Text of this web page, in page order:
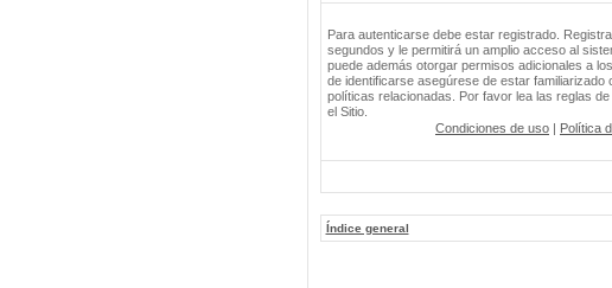
Para autenticarse debe estar registrado.
segundos y le permitirá un amplio acceso al
puede además otorgar permisos adicionales a
de identificarse asegúrese de estar
políticas relacionadas. Por favor lea las reglas
el Sitio.
Condiciones de uso | Política
Índice general